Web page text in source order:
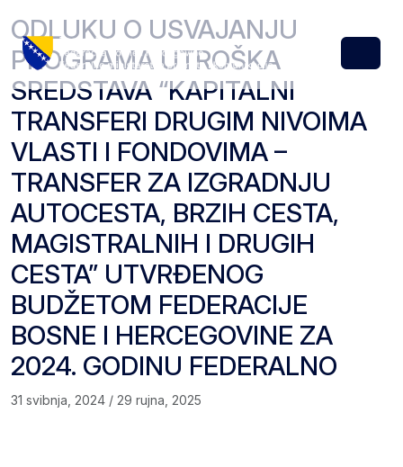
Menu
ODLUKU O USVAJANJU
PROGRAMA UTROŠKA
SREDSTAVA “KAPITALNI
TRANSFERI DRUGIM NIVOIMA
VLASTI I FONDOVIMA –
TRANSFER ZA IZGRADNJU
AUTOCESTA, BRZIH CESTA,
MAGISTRALNIH I DRUGIH
CESTA” UTVRĐENOG
BUDŽETOM FEDERACIJE
BOSNE I HERCEGOVINE ZA
2024. GODINU FEDERALNO
31 svibnja, 2024 / 29 rujna, 2025